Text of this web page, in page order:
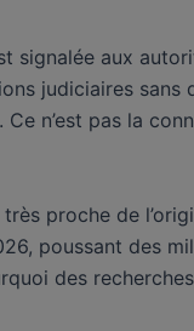
signalée aux
judiciaires sans
n’est pas la
proche de
poussant des
des